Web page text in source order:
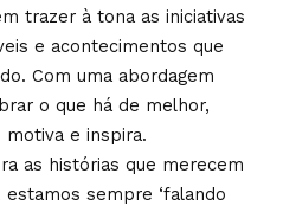
trazer à tona as iniciativas
e acontecimentos que
Com uma abordagem
o que há de melhor,
e inspira.
as histórias que merecem
sempre ‘falando